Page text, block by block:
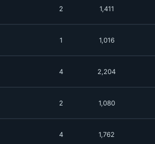
2 1,411
1 1,016
4 2,204
2 1,080
4 1,762